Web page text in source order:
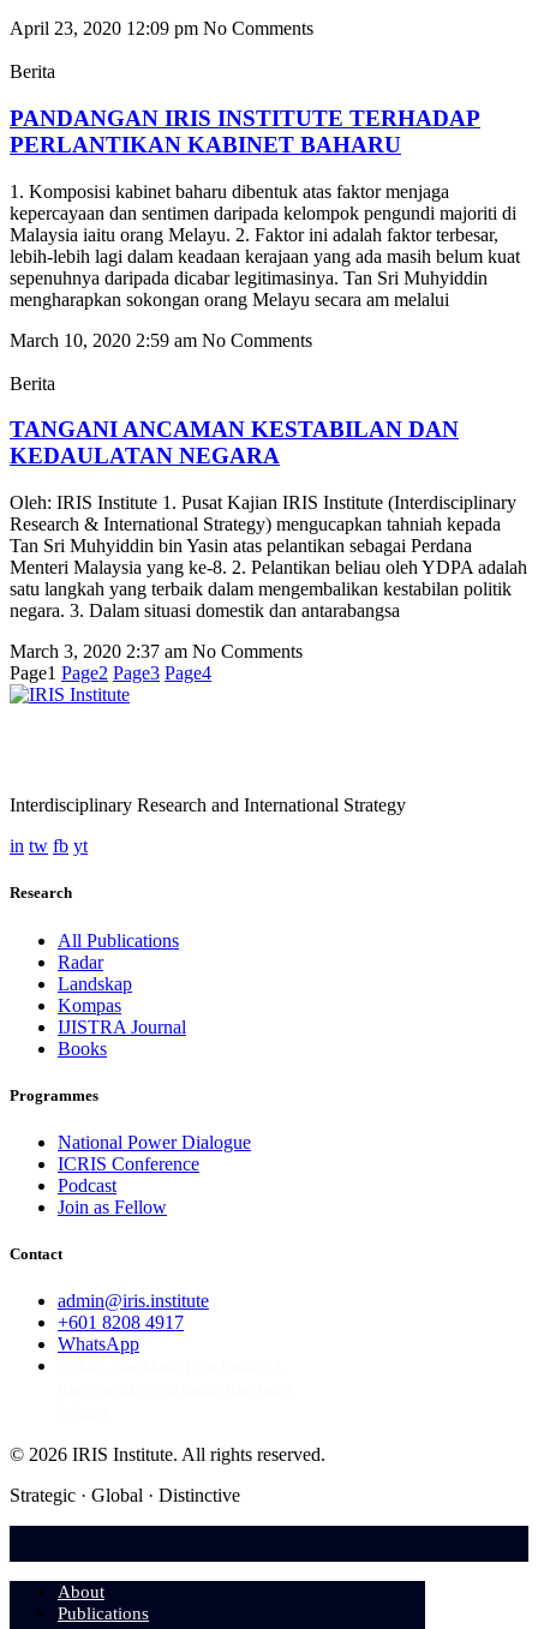
April 23, 2020 12:09 pm No Comments
Berita
PANDANGAN IRIS INSTITUTE TERHADAP
PERLANTIKAN KABINET BAHARU
1. Komposisi kabinet baharu dibentuk atas faktor menjaga
kepercayaan dan sentimen daripada kelompok pengundi majoriti di
Malaysia iaitu orang Melayu. 2. Faktor ini adalah faktor terbesar,
lebih-lebih lagi dalam keadaan kerajaan yang ada masih belum kuat
sepenuhnya daripada dicabar legitimasinya. Tan Sri Muhyiddin
mengharapkan sokongan orang Melayu secara am melalui
March 10, 2020 2:59 am No Comments
Berita
TANGANI ANCAMAN KESTABILAN DAN
KEDAULATAN NEGARA
Oleh: IRIS Institute 1. Pusat Kajian IRIS Institute (Interdisciplinary
Research & International Strategy) mengucapkan tahniah kepada
Tan Sri Muhyiddin bin Yasin atas pelantikan sebagai Perdana
Menteri Malaysia yang ke-8. 2. Pelantikan beliau oleh YDPA adalah
satu langkah yang terbaik dalam mengembalikan kestabilan politik
negara. 3. Dalam situasi domestik dan antarabangsa
March 3, 2020 2:37 am No Comments
Page1 Page2 Page3 Page4
Interdisciplinary Research and International Strategy
in tw fb yt
Research
All Publications
Radar
Landskap
Kompas
IJISTRA Journal
Books
Programmes
National Power Dialogue
ICRIS Conference
Podcast
Join as Fellow
Contact
admin@iris.institute
+601 8208 4917
WhatsApp
© 2026 IRIS Institute. All rights reserved.
Strategic · Global · Distinctive
About
Publications